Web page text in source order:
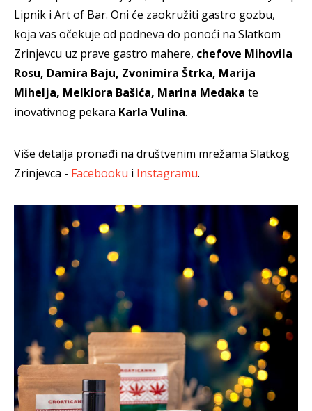
Lipnik i Art of Bar. Oni će zaokružiti gastro gozbu,
koja vas očekuje od podneva do ponoći na Slatkom
Zrinjevcu uz prave gastro mahere, chefove Mihovila
Rosu, Damira Baju, Zvonimira Štrka, Marija
Mihelja, Melkiora Bašića, Marina Medaka te
inovativnog pekara Karla Vulina.
Više detalja pronađi na društvenim mrežama Slatkog
Zrinjevca - Facebooku i Instagramu.